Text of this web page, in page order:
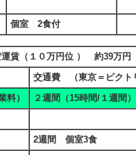
個室 2食付
賃（１０万円位 ） 約39万円
交通費 （東京＝ビクト
料）
２週間（15時間/１週間）
2週間 個室3食